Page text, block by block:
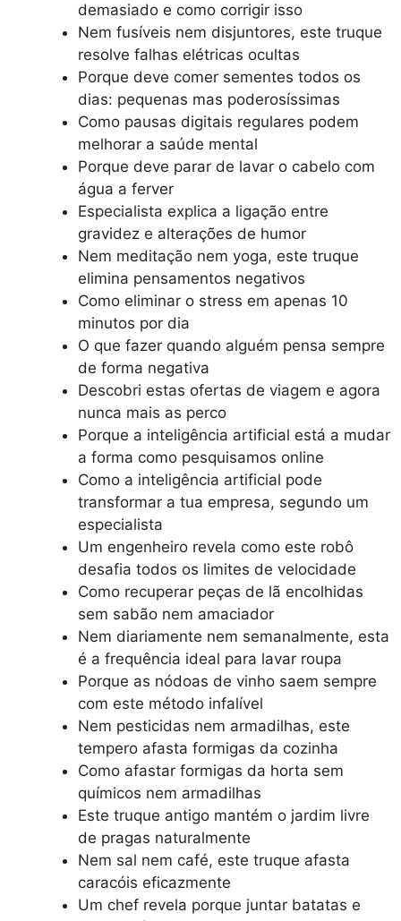
demasiado e como corrigir isso
Nem fusíveis nem disjuntores, este truque
resolve falhas elétricas ocultas
Porque deve comer sementes todos os
dias: pequenas mas poderosíssimas
Como pausas digitais regulares podem
melhorar a saúde mental
Porque deve parar de lavar o cabelo com
água a ferver
Especialista explica a ligação entre
gravidez e alterações de humor
Nem meditação nem yoga, este truque
elimina pensamentos negativos
Como eliminar o stress em apenas 10
minutos por dia
O que fazer quando alguém pensa sempre
de forma negativa
Descobri estas ofertas de viagem e agora
nunca mais as perco
Porque a inteligência artificial está a mudar
a forma como pesquisamos online
Como a inteligência artificial pode
transformar a tua empresa, segundo um
especialista
Um engenheiro revela como este robô
desafia todos os limites de velocidade
Como recuperar peças de lã encolhidas
sem sabão nem amaciador
Nem diariamente nem semanalmente, esta
é a frequência ideal para lavar roupa
Porque as nódoas de vinho saem sempre
com este método infalível
Nem pesticidas nem armadilhas, este
tempero afasta formigas da cozinha
Como afastar formigas da horta sem
químicos nem armadilhas
Este truque antigo mantém o jardim livre
de pragas naturalmente
Nem sal nem café, este truque afasta
caracóis eficazmente
Um chef revela porque juntar batatas e